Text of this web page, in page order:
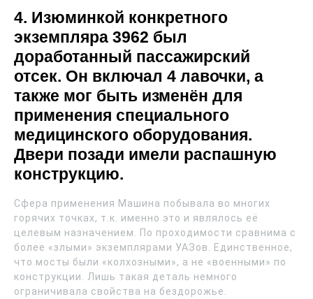
4. Изюминкой конкретного
экземпляра 3962 был
доработанный пассажирский
отсек. Он включал 4 лавочки, а
также мог быть изменён для
применения специального
медицинского оборудования.
Двери позади имели распашную
конструкцию.
Сфера применения Машина побывала во многих
горячих точках, т.к. именно это и являлось её
целевым назначением. По проходимости сравнима с
более «злыми» экземплярами УАЗов. Единственное,
что мосты были «колхозными», а не «военными» по
конструкции. Лишь такая деталь немного
ограничивала свойства на бездорожье.